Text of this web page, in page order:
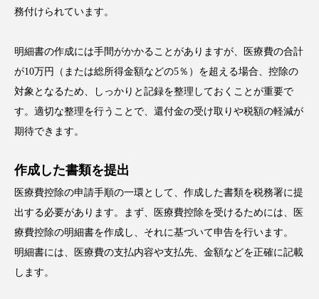
務付けられています。
明細書の作成には手間がかかることがありますが、医療費の合計
が10万円（または総所得金額などの5％）を超える場合、控除の
対象となるため、しっかりと記録を整理しておくことが重要で
す。適切な整理を行うことで、還付金の受け取りや税額の軽減が
期待できます。
作成した書類を提出
医療費控除の申請手順の一環として、作成した書類を税務署に提
出する必要があります。まず、医療費控除を受けるためには、医
療費控除の明細書を作成し、それに基づいて申告を行います。
明細書には、医療費の支払内容や支払先、金額などを正確に記載
します。